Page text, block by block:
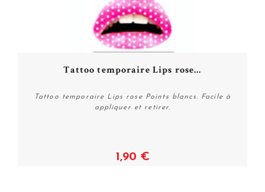
Plus de détails
Tattoo temporaire Lips rose...
Tattoo temporaire Lips rose Points blancs. Facile à
appliquer et retirer.
1,90 €